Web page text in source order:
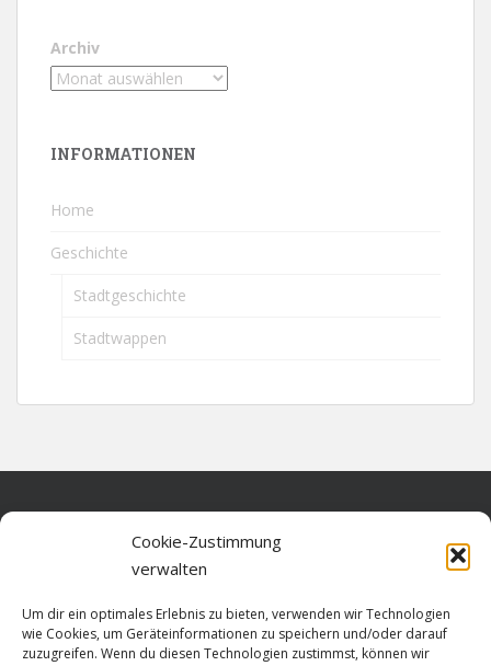
Cookie-Zustimmung
verwalten
Um dir ein optimales Erlebnis zu bieten, verwenden wir Technologien
wie Cookies, um Geräteinformationen zu speichern und/oder darauf
zuzugreifen. Wenn du diesen Technologien zustimmst, können wir
Archiv
INFORMATIONEN
Home
Geschichte
Stadtgeschichte
Stadtwappen
Datenschutz